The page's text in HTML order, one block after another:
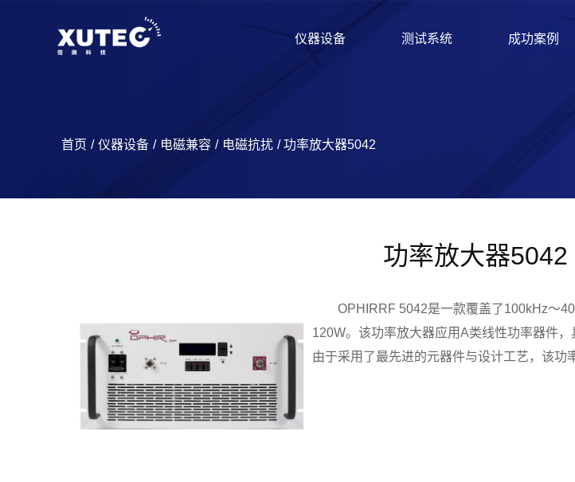
仪器设备 测试系统 成功案例
首页 / 仪器设备 / 电磁兼容 / 电磁抗扰 / 功率放大器5042
功率放大器5042
OPHIRRF 5042是一款覆盖了100kHz～
120W。该功率放大器应用A类线性功率器件
由于采用了最先进的元器件与设计工艺，该功